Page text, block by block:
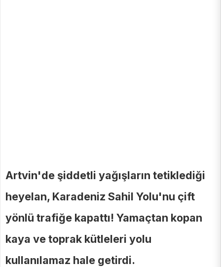
Artvin'de şiddetli yağışların tetiklediği
heyelan, Karadeniz Sahil Yolu'nu çift
yönlü trafiğe kapattı! Yamaçtan kopan
kaya ve toprak kütleleri yolu
kullanılamaz hale getirdi.